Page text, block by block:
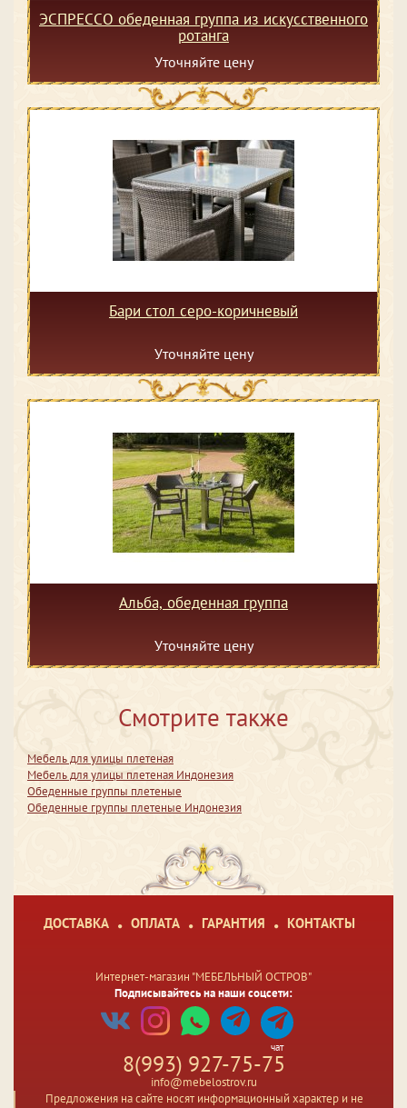
ЭСПРЕССО обеденная группа из искусственного
ротанга
Уточняйте цену
Бари стол серо-коричневый
Уточняйте цену
Альба, обеденная группа
Уточняйте цену
Смотрите также
Мебель для улицы плетеная
Мебель для улицы плетеная Индонезия
Обеденные группы плетеные
Обеденные группы плетеные Индонезия
ДОСТАВКА ОПЛАТА ГАРАНТИЯ КОНТАКТЫ
Интернет-магазин "МЕБЕЛЬНЫЙ ОСТРОВ"
Подписывайтесь на наши соцсети:
чат
8(993) 927-75-75
info@mebelostrov.ru
Предложения на сайте носят информационный характер и не